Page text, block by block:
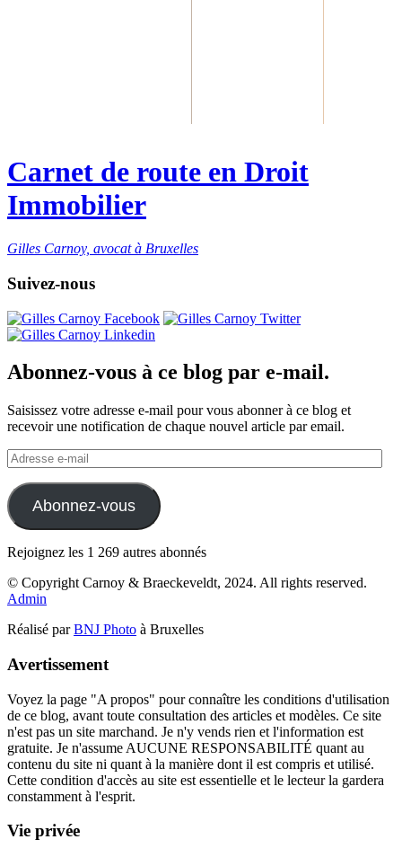
Carnet de route en Droit
Immobilier
Gilles Carnoy, avocat à Bruxelles
Suivez-nous
Abonnez-vous à ce blog par e-mail.
Saisissez votre adresse e-mail pour vous abonner à ce blog et
recevoir une notification de chaque nouvel article par email.
Adresse
e-
mail
Abonnez-vous
Rejoignez les 1 269 autres abonnés
© Copyright Carnoy & Braeckeveldt, 2024. All rights reserved.
Admin
Réalisé parBNJ Photo à Bruxelles
Avertissement
Voyez la page "A propos" pour connaître les conditions d'utilisation
de ce blog, avant toute consultation des articles et modèles. Ce site
n'est pas un site marchand. Je n'y vends rien et l'information est
gratuite. Je n'assume AUCUNE RESPONSABILITÉ quant au
contenu du site ni quant à la manière dont il est compris et utilisé.
Cette condition d'accès au site est essentielle et le lecteur la gardera
constamment à l'esprit.
Vie privée